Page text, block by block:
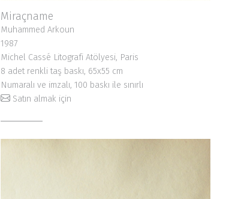
Miraçname
Muhammed Arkoun
1987
Michel Cassé Litografi Atölyesi, Paris
8 adet renkli taş baskı, 65x55 cm
Numaralı ve imzalı, 100 baskı ile sınırlı
Satın almak için